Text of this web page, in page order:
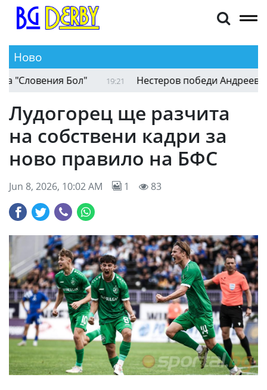
Ново
19:47 Момичетата до 14 години с втори успех на
Лудогорец ще разчита
на собствени кадри за
ново правило на БФС
Jun 8, 2026, 10:02 AM 1 83